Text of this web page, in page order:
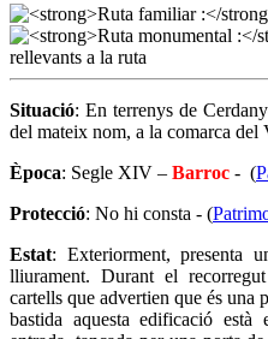
Situació: En terrenys de
del mateix nom, a la comarca del
Època: Segle XIV – Barroc - (
Protecció: No hi consta - (
Estat: Exteriorment, presenta
lliurament. Durant el
cartells que advertien que és una
bastida aquesta edificació